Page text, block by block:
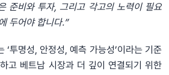
준비와 투자, 그리고 각고의 노력이 필요
두어야 합니다.”
‘투명성, 안정성, 예측 가능성’이라는 기준
고 베트남 시장과 더 깊이 연결되기 위한